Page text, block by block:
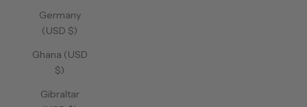
Germany
(USD $)
Ghana (USD
$)
Gibraltar